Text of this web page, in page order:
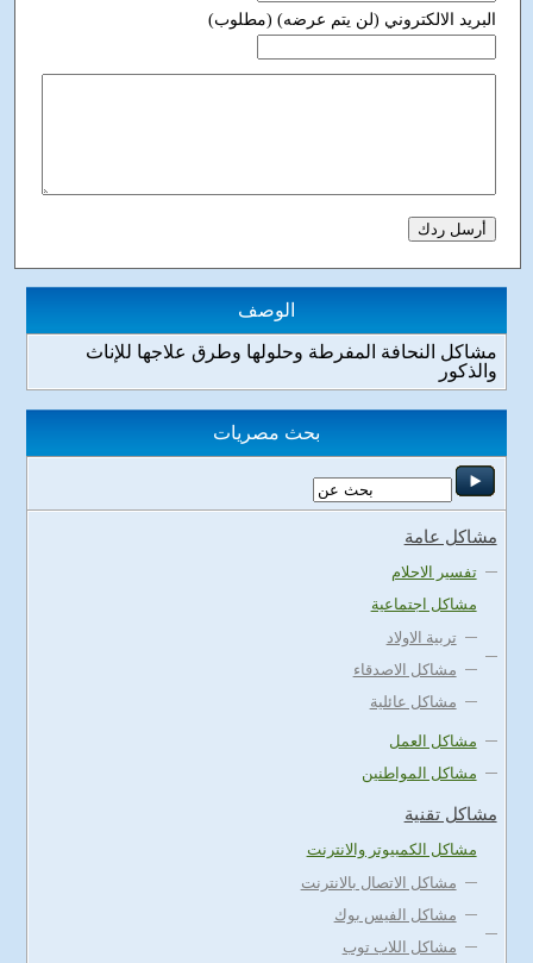
البريد الالكتروني (لن يتم عرضه) (مطلوب)
الوصف
مشاكل النحافة المفرطة وحلولها وطرق علاجها للإناث
والذكور
بحث مصريات
مشاكل عامة
تفسير الاحلام
مشاكل اجتماعية
تربية الاولاد
مشاكل الاصدقاء
مشاكل عائلية
مشاكل العمل
مشاكل المواطنين
مشاكل تقنية
مشاكل الكمبيوتر والانترنت
مشاكل الاتصال بالانترنت
مشاكل الفيس بوك
مشاكل اللاب توب